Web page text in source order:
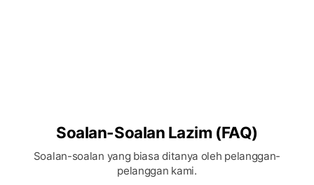
Soalan-Soalan Lazim (FAQ)
Soalan-soalan yang biasa ditanya oleh pelanggan-
pelanggan kami.